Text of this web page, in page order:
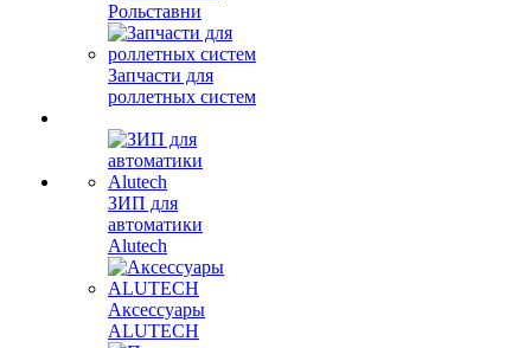
Рольставни
Запчасти для
роллетных систем
ЗИП для
автоматики
Alutech
Аксессуары
ALUTECH